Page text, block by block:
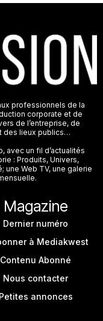
professionnels de la
corporate et de
de l’entreprise, de
des lieux publics…
avec un fil d’actualités
: Produits, Univers,
une Web TV, une galerie
Magazine
Dernier numéro
à Mediakwest
Contenu Abonné
Nous contacter
Petites annonces